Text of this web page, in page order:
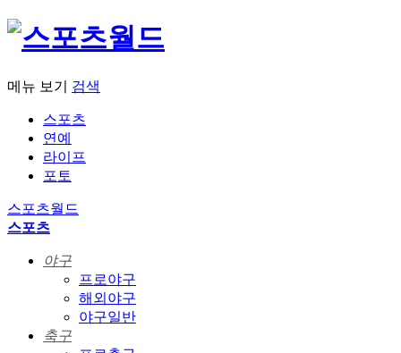
메뉴 보기 검색
스포츠
연예
라이프
포토
스포츠월드
스포츠
야구
프로야구
해외야구
야구일반
축구